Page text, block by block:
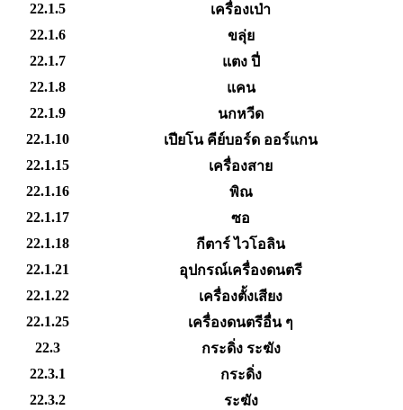
22.1.5
เครื่องเป่า
22.1.6
ขลุ่ย
22.1.7
แตง ปี่
22.1.8
แคน
22.1.9
นกหวีด
22.1.10
เปียโน คีย์บอร์ด ออร์แกน
22.1.15
เครื่องสาย
22.1.16
พิณ
22.1.17
ซอ
22.1.18
กีตาร์ ไวโอลิน
22.1.21
อุปกรณ์เครื่องดนตรี
22.1.22
เครื่องตั้งเสียง
22.1.25
เครื่องดนตรีอื่น ๆ
22.3
กระดิ่ง ระฆัง
22.3.1
กระดิ่ง
22.3.2
ระฆัง